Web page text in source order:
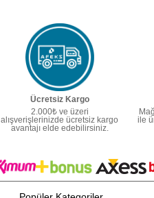
Ücretsiz Kargo
2.000₺ ve üzeri
alışverişlerinizde ücretsiz kargo
avantajı elde edebilirsiniz.
ile